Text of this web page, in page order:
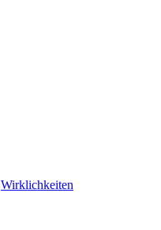
Wirklichkeiten